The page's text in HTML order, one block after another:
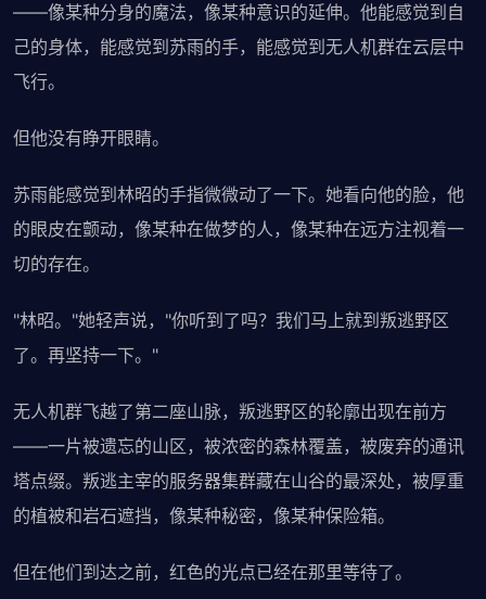
——像某种分身的魔法，像某种意识的延伸。他能感觉到自
己的身体，能感觉到苏雨的手，能感觉到无人机群在云层中
飞行。
但他没有睁开眼睛。
苏雨能感觉到林昭的手指微微动了一下。她看向他的脸，他
的眼皮在颤动，像某种在做梦的人，像某种在远方注视着一
切的存在。
"林昭。"她轻声说，"你听到了吗？我们马上就到叛逃野区
了。再坚持一下。"
无人机群飞越了第二座山脉，叛逃野区的轮廓出现在前方
——一片被遗忘的山区，被浓密的森林覆盖，被废弃的通讯
塔点缀。叛逃主宰的服务器集群藏在山谷的最深处，被厚重
的植被和岩石遮挡，像某种秘密，像某种保险箱。
但在他们到达之前，红色的光点已经在那里等待了。